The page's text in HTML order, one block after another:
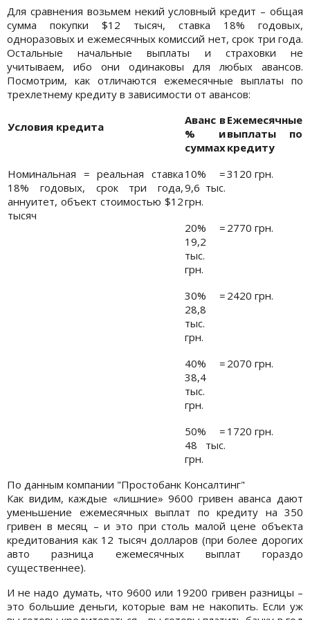
Для сравнения возьмем некий условный кредит – общая
сумма покупки $12 тысяч, ставка 18% годовых,
одноразовых и ежемесячных комиссий нет, срок три года.
Остальные начальные выплаты и страховки не
учитываем, ибо они одинаковы для любых авансов.
Посмотрим, как отличаются ежемесячные выплаты по
трехлетнему кредиту в зависимости от авансов:
Условия кредита
Аванс в
% и
суммах
Ежемесячные
выплаты по
кредиту
Номинальная = реальная ставка
18% годовых, срок три года,
аннуитет, объект стоимостью $12
тысяч
10% =
9,6 тыс.
грн.
3120 грн.
20% =
19,2
тыс.
грн.
2770 грн.
30% =
28,8
тыс.
грн.
2420 грн.
40% =
38,4
тыс.
грн.
2070 грн.
50% =
48 тыс.
грн.
1720 грн.
По данным компании "Простобанк Консалтинг"
Как видим, каждые «лишние» 9600 гривен аванса дают
уменьшение ежемесячных выплат по кредиту на 350
гривен в месяц – и это при столь малой цене объекта
кредитования как 12 тысяч долларов (при более дорогих
авто разница ежемесячных выплат гораздо
существеннее).
И не надо думать, что 9600 или 19200 гривен разницы –
это большие деньги, которые вам не накопить. Если уж